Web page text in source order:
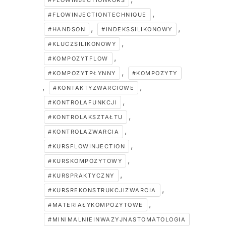
#FLOWINJECTIONTECHNIQUE ,
#HANDSON , #INDEKSSILIKONOWY ,
#KLUCZSILIKONOWY ,
#KOMPOZYTFLOW ,
#KOMPOZYTPŁYNNY , #KOMPOZYTY
, #KONTAKTYZWARCIOWE ,
#KONTROLAFUNKCJI ,
#KONTROLAKSZTAŁTU ,
#KONTROLAZWARCIA ,
#KURSFLOWINJECTION ,
#KURSKOMPOZYTOWY ,
#KURSPRAKTYCZNY ,
#KURSREKONSTRUKCJIZWARCIA ,
#MATERIAŁYKOMPOZYTOWE ,
#MINIMALNIEINWAZYJNASTOMATOLOGIA